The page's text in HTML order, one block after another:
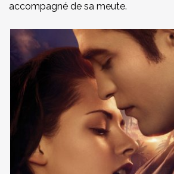
accompagné de sa meute.